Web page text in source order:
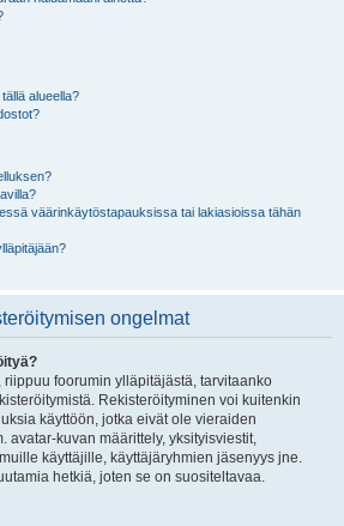
alueella?
väärinkäytöstapauksissa tai lakiasioissa tähän
ongelmat
riippuu foorumin ylläpitäjästä, tarvitaanko
Rekisteröityminen voi kuitenkin
käyttöön, jotka eivät ole vieraiden
avatar-kuvan määrittely, yksityisviestit,
käyttäjille, käyttäjäryhmien jäsenyys jne.
hetkiä, joten se on suositeltavaa.